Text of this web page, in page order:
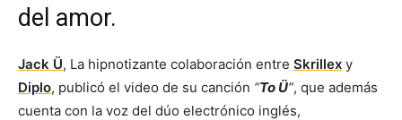
del amor.
Jack Ü, La hipnotizante colaboración entre Skrillex y
Diplo, publicó el video de su canción “To Ü”, que además
cuenta con la voz del dúo electrónico inglés,